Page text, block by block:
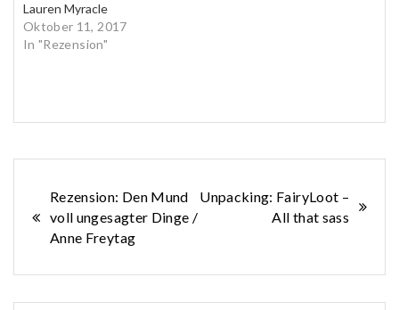
Lauren Myracle
Oktober 11, 2017
In "Rezension"
Beitragsnavigation
Rezension: Den Mund
voll ungesagter Dinge /
Anne Freytag
Unpacking: FairyLoot –
All that sass